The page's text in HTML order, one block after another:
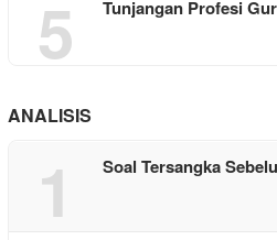
5 Tunjangan Profesi
ANALISIS
1 Soal Tersangka